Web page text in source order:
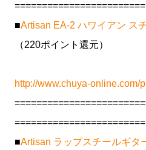
========================
■Artisan EA-2 ハワイアン ス
（220ポイント還元）
http://www.chuya-online.com/
========================
■Artisan ラップスチールギタ